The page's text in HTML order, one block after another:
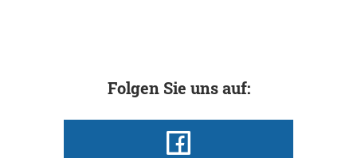
Folgen Sie uns auf: